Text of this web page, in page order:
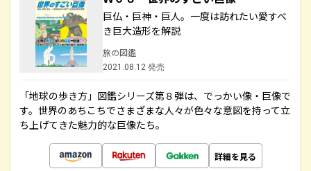
巨仏・巨神・巨人。一度は訪れたい愛すべ
き巨大造形を解説
旅の図鑑
2021.08.12 発売
「地球の歩き方」図鑑シリーズ第８弾は、でっかい像・巨像で
す。世界のあちこちでさまざまな人々が色々な意図を持って立
ち上げてきた魅力的な巨像たち。
詳細を見る